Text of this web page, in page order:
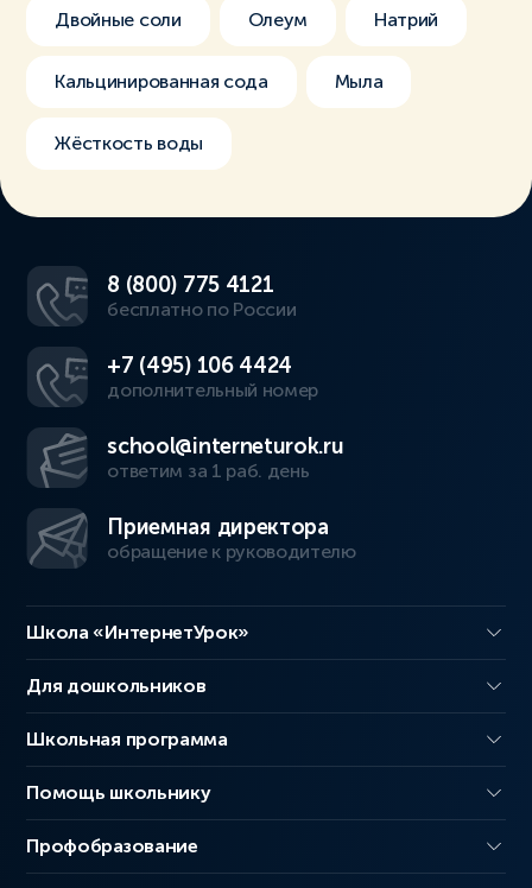
Двойные соли Олеум Натрий
Кальцинированная сода Мыла
Жёсткость воды
8 (800) 775 4121
бесплатно по России
+7 (495) 106 4424
дополнительный номер
school@interneturok.ru
ответим за 1 раб. день
Приемная директора
обращение к руководителю
Школа «ИнтернетУрок»
Для дошкольников
Школьная программа
Помощь школьнику
Профобразование